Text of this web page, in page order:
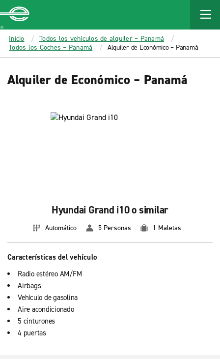
MAIN
CONTENT
Enterprise
Inicio
Todos los vehículos de alquiler – Panamá
Todos los Coches – Panamá
Alquiler de Económico – Panamá
Alquiler de Económico – Panamá
Hyundai Grand i10 o similar
Automático 5 Personas 1 Maletas
Características del vehículo
Radio estéreo AM/FM
Airbags
Vehículo de gasolina
Aire acondicionado
5 cinturones
4 puertas